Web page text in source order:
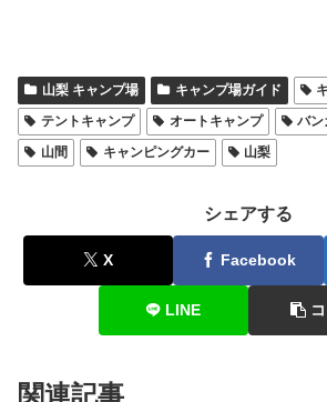
山梨 キャンプ場 キャンプ場ガイド
テントキャンプ
オートキャンプ
バン
山間
キャンピングカー 山梨
シェアする
X Facebook
LINE
関連記事